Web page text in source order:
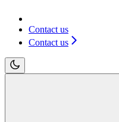
Contact us
Contact us